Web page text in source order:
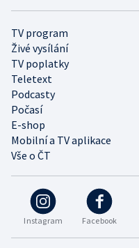
Instagram Facebook
TV program
Živé vysílání
TV poplatky
Teletext
Podcasty
Počasí
E-shop
Mobilní a TV aplikace
Vše o ČT